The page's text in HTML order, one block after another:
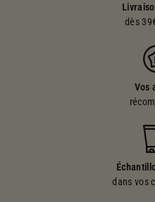
dès
Vos
dans vos